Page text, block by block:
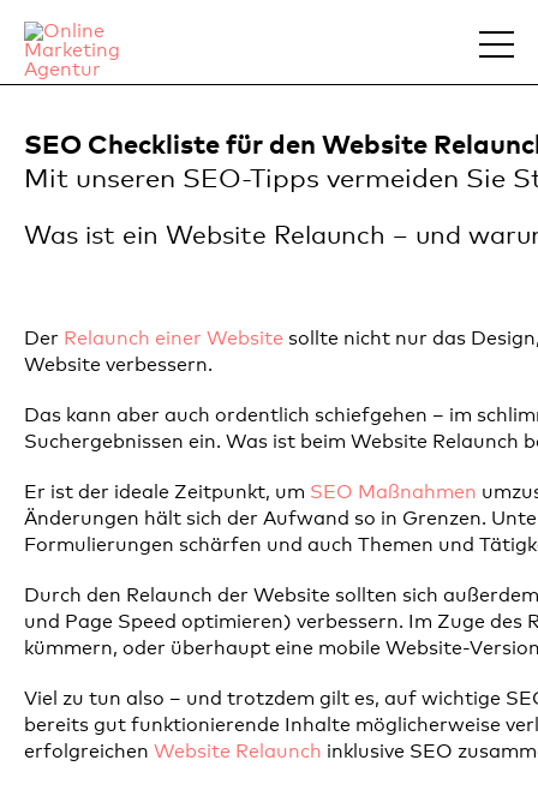
SEO Checkliste für den Website
Mit unseren SEO-Tipps vermeiden Sie
Was ist ein Website Relaunch – und
Der Relaunch einer Website sollte nicht nur das
Website verbessern.
Das kann aber auch ordentlich schiefgehen – im
Suchergebnissen ein. Was ist beim Website Relaunch
Er ist der ideale Zeitpunkt, um SEO Maßnahmen
Änderungen hält sich der Aufwand so in Grenzen.
Formulierungen schärfen und auch Themen und
Durch den Relaunch der Website sollten sich
und Page Speed optimieren) verbessern. Im Zuge des
kümmern, oder überhaupt eine mobile Website-
Viel zu tun also – und trotzdem gilt es, auf wichtige
bereits gut funktionierende Inhalte möglicherweise
erfolgreichen Website Relaunch inklusive SEO